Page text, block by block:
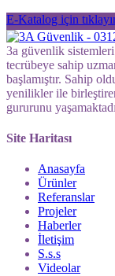
E-Katalog için
3a güvenlik
tecrübeye sahip
başlamıştır. Sahip
yenilikler ile
gururunu
Site Haritası
Anasayfa
Ürünler
Referanslar
Projeler
Haberler
İletişim
S.s.s
Videolar